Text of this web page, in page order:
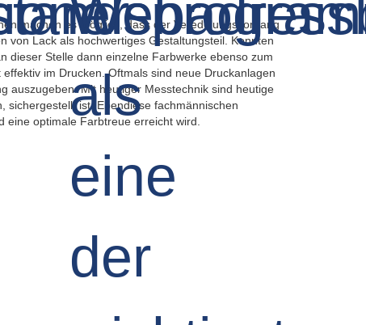
machen es möglich, dass der Veredelungsvorgang
von Lack als hochwertiges Gestaltungsteil. Konnten
dieser Stelle dann einzelne Farbwerke ebenso zum
im Drucken. Oftmals sind neue Druckanlagen
auszugeben. Mit heutiger Messtechnik sind heutige
sichergestellt ist. Ebendiese fachmännischen
optimale Farbtreue erreicht wird.